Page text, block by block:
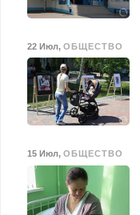
22 Июл, ОБЩЕСТВО
15 Июл, ОБЩЕСТВО